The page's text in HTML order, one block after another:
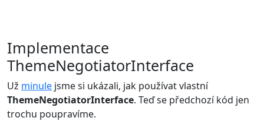
Implementace
ThemeNegotiatorInterface
Už minule jsme si ukázali, jak používat vlastní
ThemeNegotiatorInterface. Teď se předchozí kód jen
trochu poupravíme.